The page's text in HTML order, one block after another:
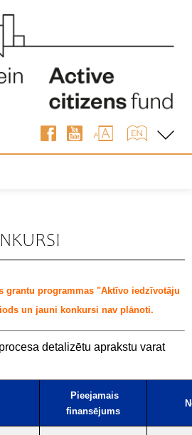
grantu programmas "Aktīvo iedzīvotāju
un jauni konkursi nav plānoti.
detalizētu aprakstu varat
Pieejamais
finansējums